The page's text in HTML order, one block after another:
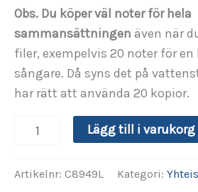
Obs. Du köper väl noter för hela
sammansättningen även när
filer, exempelvis 20 noter för en
sångare. Då syns det på
har rätt att använda 20 kopior.
(C8949)
Lägg till i varukorg
Artikelnr: C8949L Kategori: